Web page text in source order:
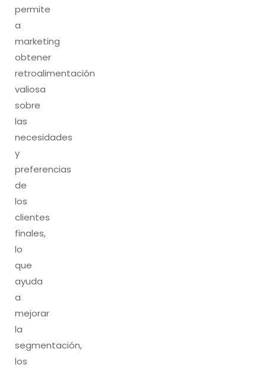
permite
a
marketing
obtener
retroalimentación
valiosa
sobre
las
necesidades
y
preferencias
de
los
clientes
finales,
lo
que
ayuda
a
mejorar
la
segmentación,
los